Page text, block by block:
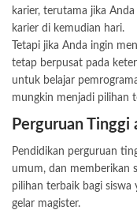
karier, terutama jika
karier di kemudian hari.
Tetapi jika Anda ingin
tetap berpusat pada
untuk belajar
mungkin menjadi pilihan
Perguruan
Pendidikan perguruan
umum, dan memberikan
pilihan terbaik bagi siswa
gelar magister.